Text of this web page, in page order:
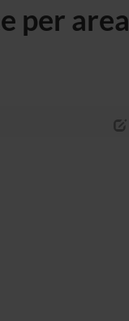
per area